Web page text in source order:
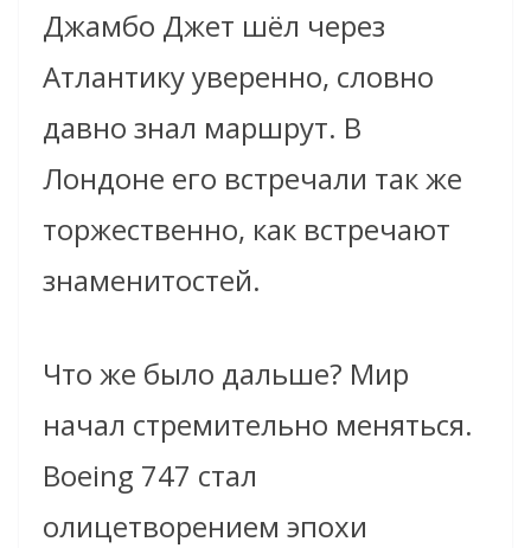
Джамбо Джет шёл через
Атлантику уверенно, словно
давно знал маршрут. В
Лондоне его встречали так же
торжественно, как встречают
знаменитостей.
Что же было дальше? Мир
начал стремительно меняться.
Boeing 747 стал
олицетворением эпохи